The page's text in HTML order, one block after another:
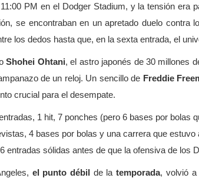
PM en el Dodger Stadium, y la tensión era
se encontraban en un apretado duelo contra
los dedos hasta que, en la sexta entrada, el
Shohei Ohtani, el astro japonés de 30 millones
de un reloj. Un sencillo de Freddie
crucial para el desempate.
1 hit, 7 ponches (pero 6 bases por bolas
4 bases por bolas y una carrera que estuvo
entradas sólidas antes de que la ofensiva de los
el punto débil de latemporada, volvió a